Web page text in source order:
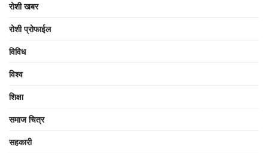
रोशी खबर
रोशी प्रोफाईल
विविध
विश्व
शिक्षा
समाज चित्र
सहकारी